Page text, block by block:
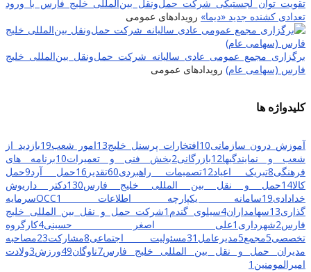
تقویت توان لجستیکی شرکت حمل‌ونقل بین‌المللی خلیج فارس با ورود
تعدادی کشنده جدید «دیما» رویدادهای عمومی
برگزاری مجمع عمومی عادی سالیانه شرکت حمل‌ونقل بین‌المللی خلیج
فارس (سهامی عام) رویدادهای عمومی
کلیدواژه ها
آموزش درون سازمانی10افتخارات پرسنل خلیج13امور شعب19بازدید از
شعب و نمایندگیها12بازرگانی2بخش فنی و تعمیرات10برنامه های
فرهنگی8تبریک اعیاد12تصمیمات راهبردی60تقدیر 16حمل آرد9حمل
کالا14حمل و نقل بین المللی خلیج فارس130دکتر داریوش
خدادادی19سامانه یکپارچه اطلاعات OCC 1
سرمایه
گذاری13سهامداران4سیلوی گندم 1شرکت حمل و نقل بین المللی خلیج
فارس2شهرداری 1علی اصغر حسینی4کارگروه
تخصصی5مجمع5مدیرعامل 31مسئولیت اجتماعی8مشارکت23مصاحبه
مدیران حمل و نقل بین المللی خلیج فارس7ناوگان49ورزش3ولادت
امیرالمومنین 1